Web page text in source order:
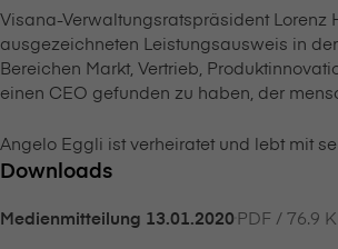
V⁠i⁠s⁠a⁠n⁠a-Verwaltungsratspräsident Lorenz
ausgezeichneten Leistungsausweis in
Bereichen Markt, Vertrieb,
einen CEO gefunden zu haben, der
Angelo Eggli ist verheiratet und lebt mit
Downloads
Medienmitteilung 13.01.2020 PDF / 76.9